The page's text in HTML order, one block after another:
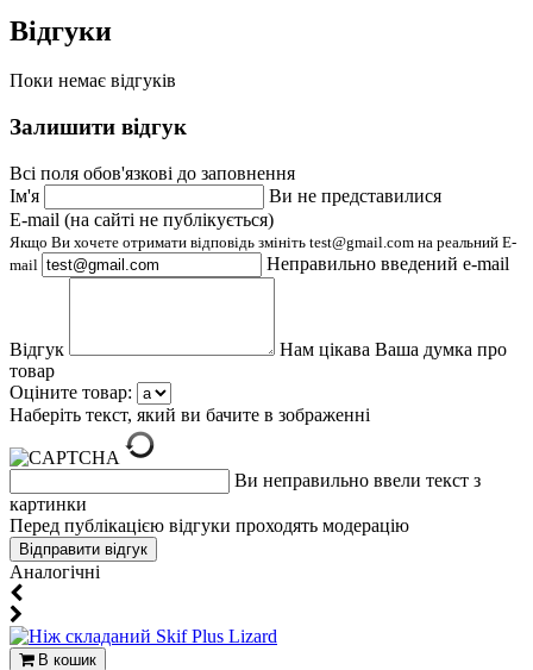
Відгуки
Поки немає відгуків
Залишити відгук
Всі поля обов'язкові до заповнення
Ім'я
Ви не представилися
E-mail (на сайті не публікується)
Якщо Ви хочете отримати відповідь змініть test@gmail.com на реальний E-
mail
Неправильно введений e-mail
Відгук
Нам цікава Ваша думка про
товар
Оціните товар:
Наберіть текст, який ви бачите в зображенні
Ви неправильно ввели текст з
картинки
Перед публікацією відгуки проходять модерацію
Aналогічні
В кошик